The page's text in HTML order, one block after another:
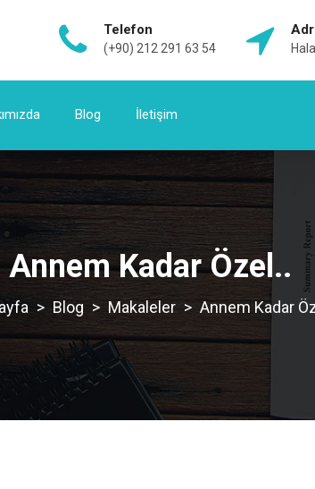
Telefon
(+90) 212 291 63 54
Blog İletişim
Annem Kadar Özel..
> Blog > Makaleler > Annem Kadar